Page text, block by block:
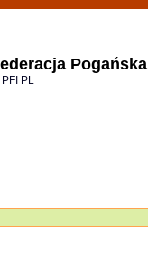
Pogańska
PL